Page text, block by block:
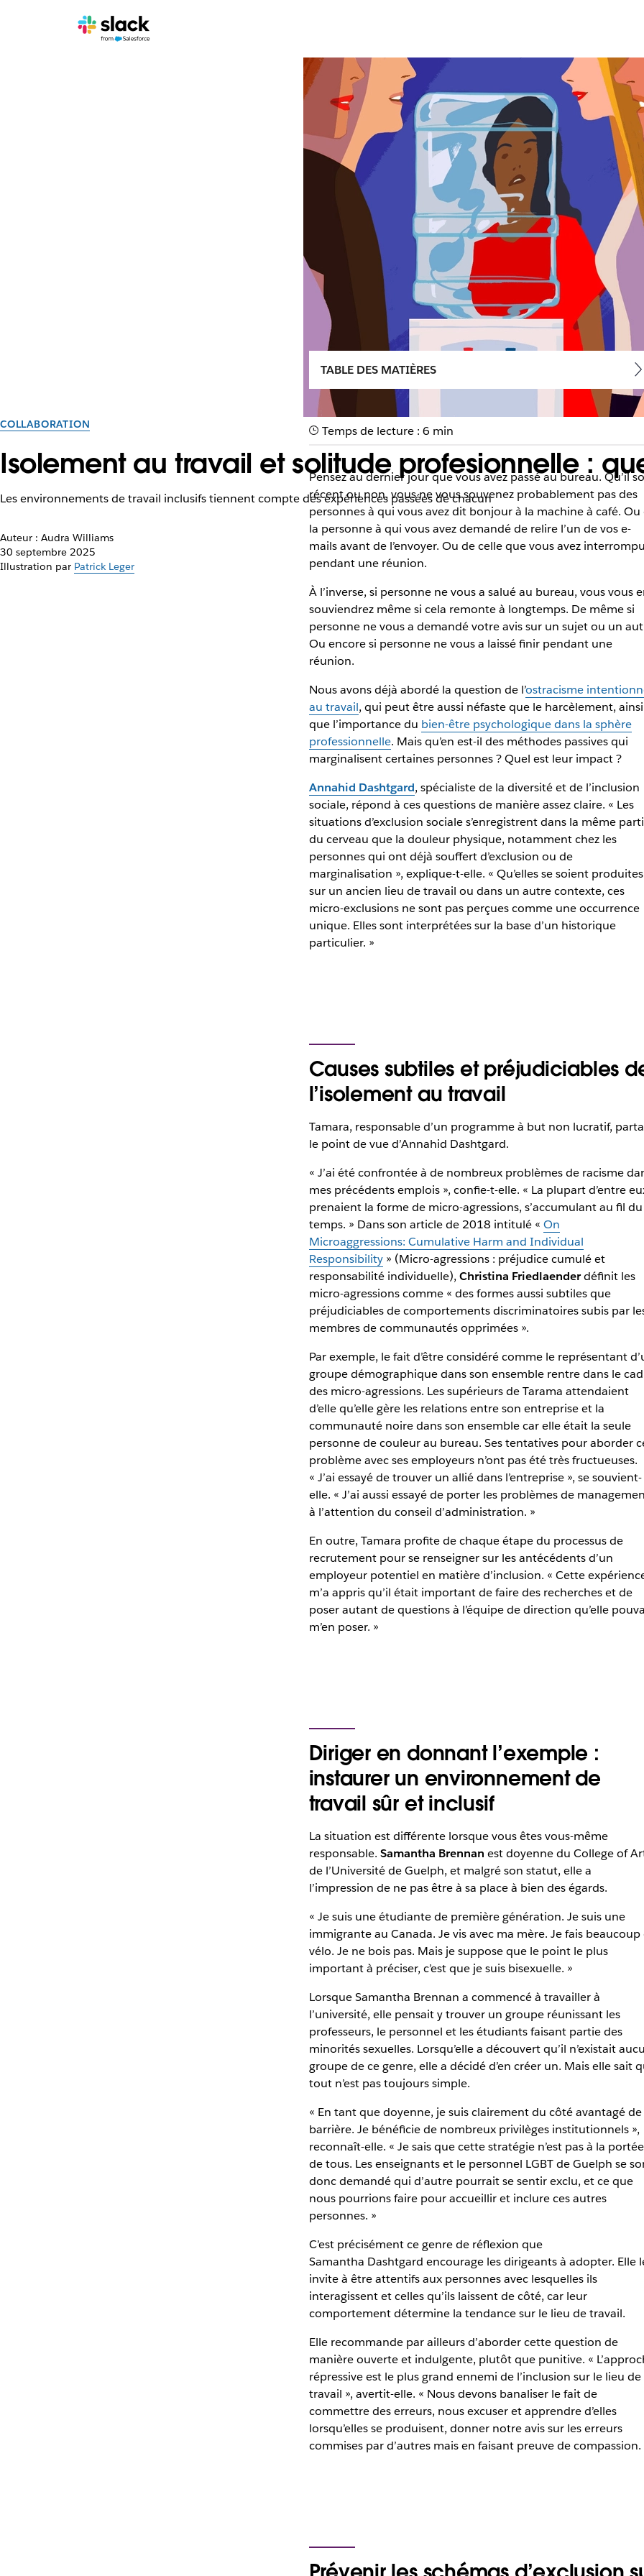
COLLABORATION
Isolement au travail et solitude profesionnelle :
Les environnements de travail inclusifs tiennent compte des expériences passées de chacun
Auteur : Audra Williams
30 septembre 2025
Illustration par Patrick Leger
TABLE DES MATIÈRES
Temps de lecture : 6 min
Pensez au dernier jour que vous avez passé au bureau. Qu’il
récent ou non, vous ne vous souvenez probablement pas des
personnes à qui vous avez dit bonjour à la machine à café. Ou
la personne à qui vous avez demandé de relire l’un de vos e-
mails avant de l’envoyer. Ou de celle que vous avez
pendant une réunion.
À l’inverse, si personne ne vous a salué au bureau, vous vous
souviendrez même si cela remonte à longtemps. De même si
personne ne vous a demandé votre avis sur un sujet ou un
Ou encore si personne ne vous a laissé finir pendant une
réunion.
Nous avons déjà abordé la question de l’ostracisme
au travail, qui peut être aussi néfaste que le harcèlement, ainsi
que l’importance du bien-être psychologique dans la sphère
professionnelle. Mais qu’en est-il des méthodes passives qui
marginalisent certaines personnes ? Quel est leur impact ?
Annahid Dashtgard, spécialiste de la diversité et de l’inclusion
sociale, répond à ces questions de manière assez claire. « Les
situations d’exclusion sociale s’enregistrent dans la même
du cerveau que la douleur physique, notamment chez les
personnes qui ont déjà souffert d’exclusion ou de
marginalisation », explique-t-elle. « Qu’elles se soient produites
sur un ancien lieu de travail ou dans un autre contexte, ces
micro-exclusions ne sont pas perçues comme une occurrence
unique. Elles sont interprétées sur la base d’un historique
particulier. »
Causes subtiles et préjudiciables
l’isolement au travail
Tamara, responsable d’un programme à but non lucratif,
le point de vue d’Annahid Dashtgard.
« J’ai été confrontée à de nombreux problèmes de racisme
mes précédents emplois », confie-t-elle. « La plupart d’entre
prenaient la forme de micro-agressions, s’accumulant au fil du
temps. » Dans son article de 2018 intitulé « On
Microaggressions: Cumulative Harm and Individual
Responsibility» (Micro-agressions : préjudice cumulé et
responsabilité individuelle), Christina Friedlaenderdéfinit les
micro-agressions comme « des formes aussi subtiles que
préjudiciables de comportements discriminatoires subis par
membres de communautés opprimées ».
Par exemple, le fait d’être considéré comme le représentant
groupe démographique dans son ensemble rentre dans le
des micro-agressions. Les supérieurs de Tarama attendaient
d’elle qu’elle gère les relations entre son entreprise et la
communauté noire dans son ensemble car elle était la seule
personne de couleur au bureau. Ses tentatives pour aborder
problème avec ses employeurs n’ont pas été très fructueuses.
« J’ai essayé de trouver un allié dans l’entreprise », se souvient-
elle. « J’ai aussi essayé de porter les problèmes de
à l’attention du conseil d’administration. »
En outre, Tamara profite de chaque étape du processus de
recrutement pour se renseigner sur les antécédents d’un
employeur potentiel en matière d’inclusion. « Cette
m’a appris qu’il était important de faire des recherches et de
poser autant de questions à l’équipe de direction qu’elle
m’en poser. »
Diriger en donnant l’exemple :
instaurer un environnement de
travail sûr et inclusif
La situation est différente lorsque vous êtes vous-même
responsable. Samantha Brennan est doyenne du College of
de l’Université de Guelph, et malgré son statut, elle a
l’impression de ne pas être à sa place à bien des égards.
« Je suis une étudiante de première génération. Je suis une
immigrante au Canada. Je vis avec ma mère. Je fais beaucoup
vélo. Je ne bois pas. Mais je suppose que le point le plus
important à préciser, c’est que je suis bisexuelle. »
Lorsque Samantha Brennan a commencé à travailler à
l’université, elle pensait y trouver un groupe réunissant les
professeurs, le personnel et les étudiants faisant partie des
minorités sexuelles. Lorsqu’elle a découvert qu’il n’existait
groupe de ce genre, elle a décidé d’en créer un. Mais elle sait
tout n’est pas toujours simple.
« En tant que doyenne, je suis clairement du côté avantagé de
barrière. Je bénéficie de nombreux privilèges institutionnels »,
reconnaît-elle. « Je sais que cette stratégie n’est pas à la portée
de tous. Les enseignants et le personnel LGBT de Guelph se
donc demandé qui d’autre pourrait se sentir exclu, et ce que
nous pourrions faire pour accueillir et inclure ces autres
personnes. »
C’est précisément ce genre de réflexion que
Samantha Dashtgard encourage les dirigeants à adopter. Elle
invite à être attentifs aux personnes avec lesquelles ils
interagissent et celles qu’ils laissent de côté, car leur
comportement détermine la tendance sur le lieu de travail.
Elle recommande par ailleurs d’aborder cette question de
manière ouverte et indulgente, plutôt que punitive. «
répressive est le plus grand ennemi de l’inclusion sur le lieu de
travail », avertit-elle. « Nous devons banaliser le fait de
commettre des erreurs, nous excuser et apprendre d’elles
lorsqu’elles se produisent, donner notre avis sur les erreurs
commises par d’autres mais en faisant preuve de compassion.